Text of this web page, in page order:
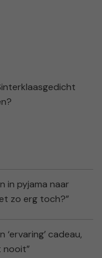
in pyjama naar
zo erg toch?”
‘ervaring’ cadeau,
nooit”